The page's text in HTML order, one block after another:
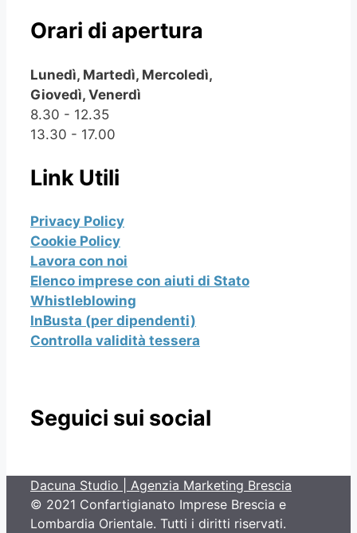
Orari di apertura
Lunedì, Martedì, Mercoledì,
Giovedì, Venerdì
8.30 - 12.35
13.30 - 17.00
Link Utili
Privacy Policy
Cookie Policy
Lavora con noi
Elenco imprese con aiuti di Stato
Whistleblowing
InBusta (per dipendenti)
Controlla validità tessera
Seguici sui social
Dacuna Studio | Agenzia Marketing Brescia
© 2021 Confartigianato Imprese Brescia e
Lombardia Orientale. Tutti i diritti riservati.